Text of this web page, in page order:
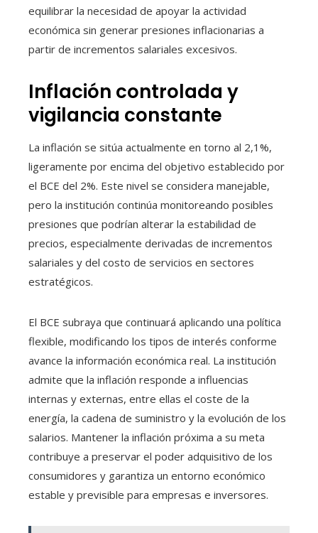
equilibrar la necesidad de apoyar la actividad
económica sin generar presiones inflacionarias a
partir de incrementos salariales excesivos.
Inflación controlada y
vigilancia constante
La inflación se sitúa actualmente en torno al 2,1%,
ligeramente por encima del objetivo establecido por
el BCE del 2%. Este nivel se considera manejable,
pero la institución continúa monitoreando posibles
presiones que podrían alterar la estabilidad de
precios, especialmente derivadas de incrementos
salariales y del costo de servicios en sectores
estratégicos.
El BCE subraya que continuará aplicando una política
flexible, modificando los tipos de interés conforme
avance la información económica real. La institución
admite que la inflación responde a influencias
internas y externas, entre ellas el coste de la
energía, la cadena de suministro y la evolución de los
salarios. Mantener la inflación próxima a su meta
contribuye a preservar el poder adquisitivo de los
consumidores y garantiza un entorno económico
estable y previsible para empresas e inversores.